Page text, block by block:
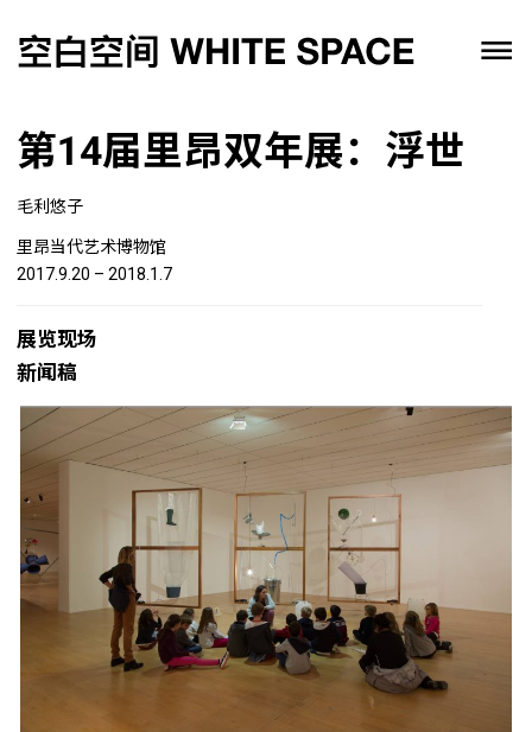
第14届里昂双年展：浮世
毛利悠子
里昂当代艺术博物馆
2017.9.20 – 2018.1.7
展览现场
新闻稿